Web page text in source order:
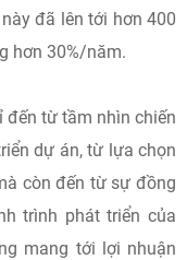
đã lên tới hơn 400
hơn 30%/năm.
đến từ tầm nhìn chiến
dự án, từ lựa chọn
còn đến từ sự đồng
trình phát triển của
mang tới lợi nhuận